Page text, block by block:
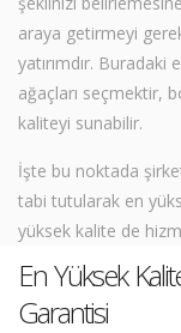
araya getirmeyi
yatırımdır.
ağaçları seçmektir,
kaliteyi sunabilir.
İşte bu noktada
tabi tutularak en
yüksek kalite de
En Yüksek
Garantisi